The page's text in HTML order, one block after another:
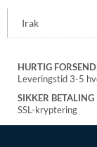
Irak
HURTIG
Leveringstid 3-5
SIKKER BETALING
SSL-kryptering